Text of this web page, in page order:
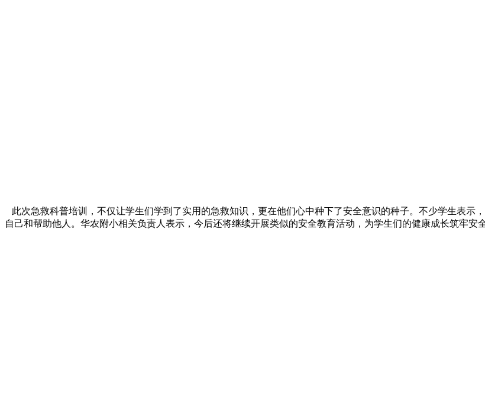
此次急救科普培训，不仅让学生们学到了实用的急救知识，更在他们心中种下了安全意识的种子。不少学生表示
自己和帮助他人。华农附小相关负责人表示，今后还将继续开展类似的安全教育活动，为学生们的健康成长筑牢安全